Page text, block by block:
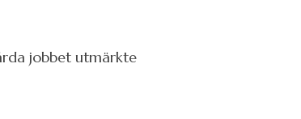
jobbet utmärkte